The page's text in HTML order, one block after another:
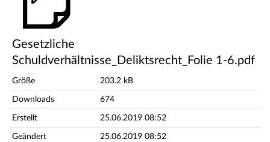
Gesetzliche
Schuldverhältnisse_Deliktsrecht_Folie 1-6.pdf
Größe 203.2 kB
Downloads 674
Erstellt 25.06.2019 08:52
Geändert 25.06.2019 08:52